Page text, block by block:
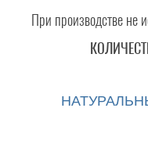
При производстве не